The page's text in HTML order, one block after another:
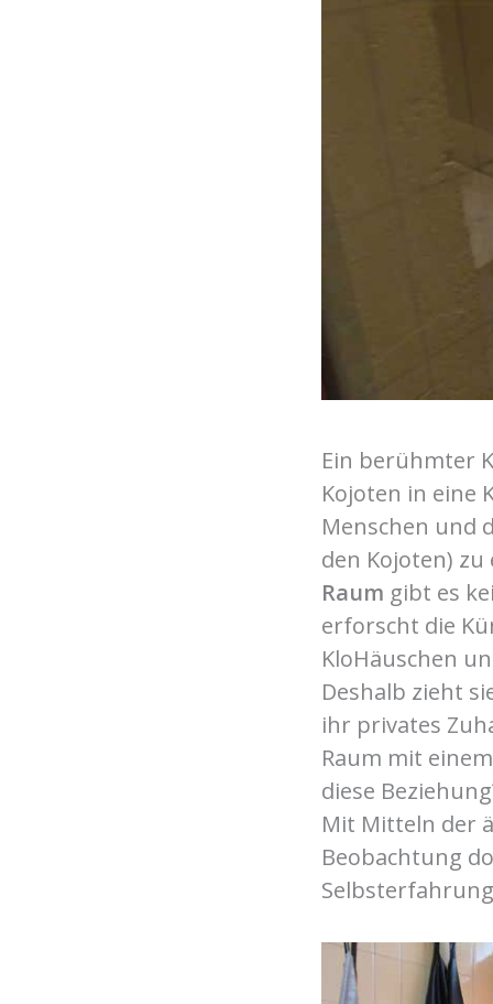
Ein berühmter
Kojoten in eine
Menschen und
den Kojoten)
Raum gibt es
erforscht die
KloHäuschen
Deshalb zieht
ihr privates
Raum mit
diese
Mit Mitteln der
Beobachtung